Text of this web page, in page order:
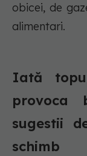
obicei, de
alimentari.
Iată
provoca
sugestii
schimb